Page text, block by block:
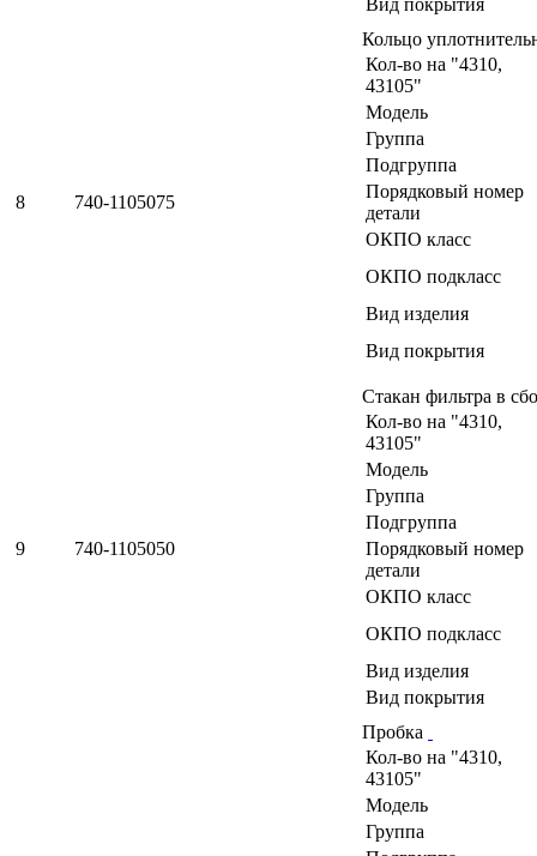
8 740-1105075
Кольцо
Кол-во на "4310,
43105"
Модель
Группа
Подгруппа
Порядковый номер
детали
ОКПО класс
ОКПО подкласс
Вид изделия
Вид покрытия
9 740-1105050
Стакан фильтра в
Кол-во на "4310,
43105"
Модель
Группа
Подгруппа
Порядковый номер
детали
ОКПО класс
ОКПО подкласс
Вид изделия
Вид покрытия
Пробка
Кол-во на "4310,
43105"
Модель
Группа